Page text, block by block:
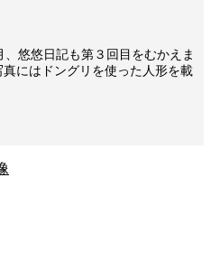
悠悠日記も第３回目をむかえま
にはドングリを使った人形を載